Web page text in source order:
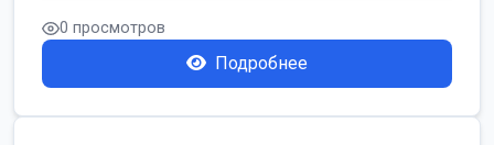
0 просмотров
Подробнее